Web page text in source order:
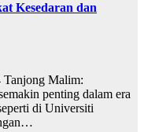
Kesedaran dan
Tanjong Malim:
penting dalam era
di Universiti